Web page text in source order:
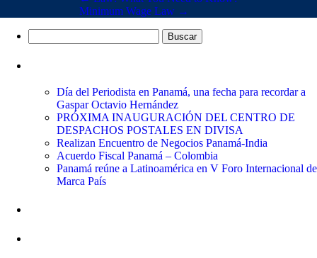
Minimum Wage Law →
Día del Periodista en Panamá, una fecha para recordar a
Gaspar Octavio Hernández
PRÓXIMA INAUGURACIÓN DEL CENTRO DE
DESPACHOS POSTALES EN DIVISA
Realizan Encuentro de Negocios Panamá-India
Acuerdo Fiscal Panamá – Colombia
Panamá reúne a Latinoamérica en V Foro Internacional de
Marca País